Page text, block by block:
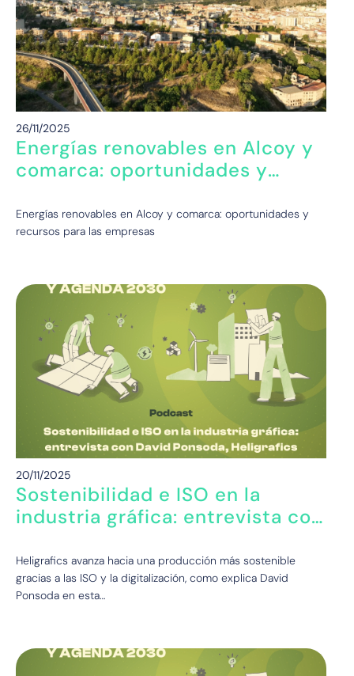
26/11/2025
Energías renovables en Alcoy y
comarca: oportunidades y
Energías renovables en Alcoy y comarca: oportunidades y
recursos para las empresas
20/11/2025
Sostenibilidad e ISO en la
industria gráfica: entrevista con
Heligrafics avanza hacia una producción más sostenible
gracias a las ISO y la digitalización, como explica David
Ponsoda en esta…